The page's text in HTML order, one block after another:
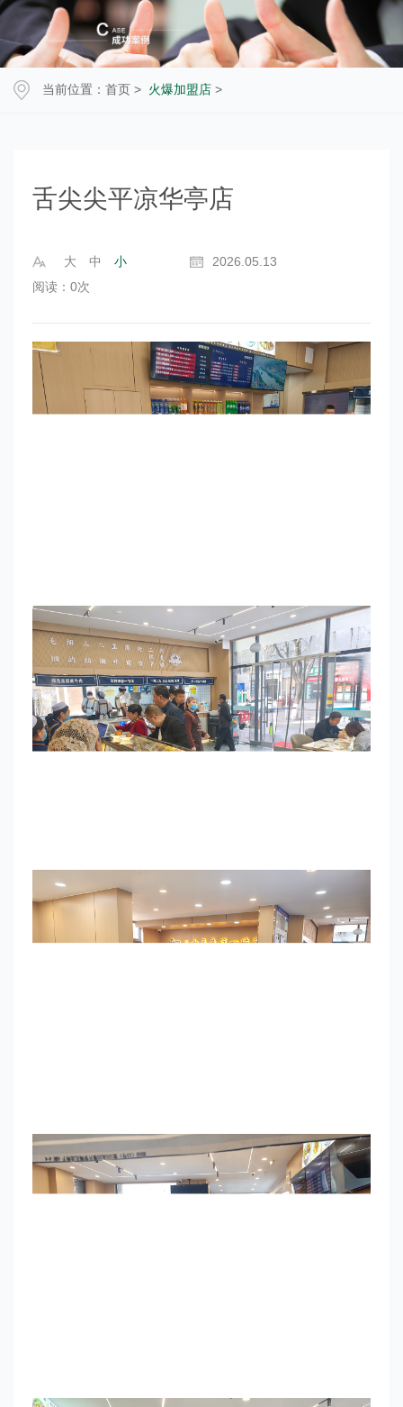
当前位置： 首页 > 火爆加盟店 >
舌尖尖平凉华亭店
大 中 小
2026.05.13
阅读： 0次